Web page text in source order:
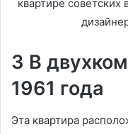
3 В
1961 года
Эта квартира